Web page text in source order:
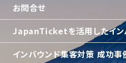
お問合せ
JapanTicketを活用したイン
インバウンド集客対策 成功事